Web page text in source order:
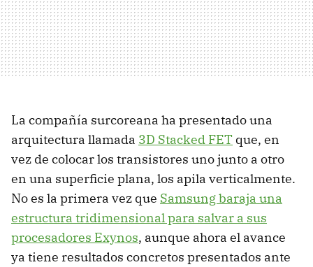
La compañía surcoreana ha presentado una
arquitectura llamada 3D Stacked FET que, en
vez de colocar los transistores uno junto a otro
en una superficie plana, los apila verticalmente.
No es la primera vez que Samsung baraja una
estructura tridimensional para salvar a sus
procesadores Exynos, aunque ahora el avance
ya tiene resultados concretos presentados ante